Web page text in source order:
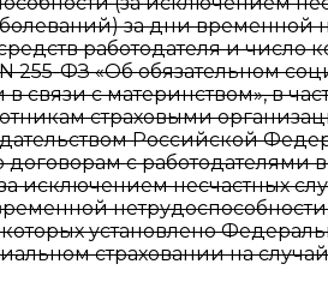
за дни временной
работодателя и
255-ФЗ «Об обязательном
в связи с материнством», в
страховыми
Российской
договорам с работодателями
исключением несчастных
установлено
страховании на